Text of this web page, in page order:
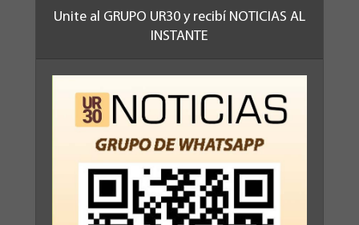
Unite al GRUPO UR30 y recibí NOTICIAS AL
INSTANTE